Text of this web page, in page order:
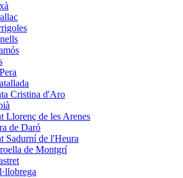
Cristina d'Aro
Llorenç de les Arenes
de Daró
Sadurní de l'Heura
de Montgrí